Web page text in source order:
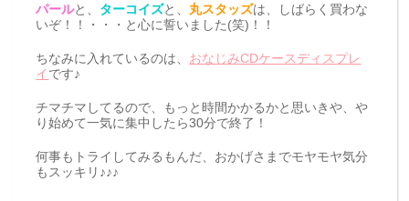
パールと、 ターコイズと、 丸スタッズは、しばらく買わな
いぞ！！・・・と心に誓いました(笑)！！
ちなみに入れているのは、 おなじみCDケースディスプレ
イです♪
チマチマしてるので、もっと時間かかるかと思いきや、や
り始めて一気に集中したら30分で終了！
何事もトライしてみるもんだ、おかげさまでモヤモヤ気分
もスッキリ♪♪♪